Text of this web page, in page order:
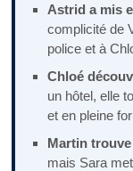
Astrid a mis
complicité de
police et à
Chloé
un hôtel, elle
et en pleine
Martin
mais Sara